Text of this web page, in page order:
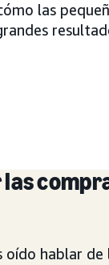
las
oído hablar